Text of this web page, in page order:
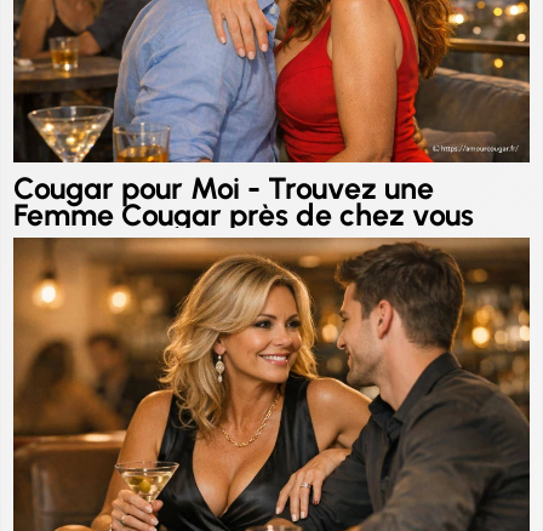
Cougar pour Moi - Trouvez une
Femme Cougar près de chez vous